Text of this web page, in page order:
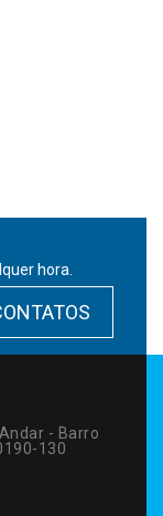
hora.
- Barro
130